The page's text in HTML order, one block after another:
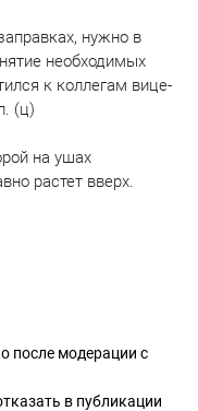
нужно в
необходимых
к коллегам вице-
(ц)
на ушах
растет вверх.
после модерации с
в публикации